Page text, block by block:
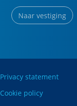
Naar vestiging
Privacy statement
Cookie policy